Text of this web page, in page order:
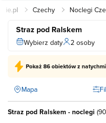
Czechy Noclegi
Straz pod Ralskem
Wybierz daty 2 osoby
Pokaż86 obiektówz
Mapa
Straz pod Ralskem - noclegi (